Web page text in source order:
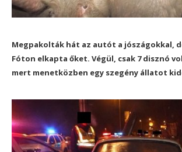
Megpakolták hát az autót a jószágokkal,
Fóton elkapta őket. Végül, csak 7 disznó
mert menetközben egy szegény állatot